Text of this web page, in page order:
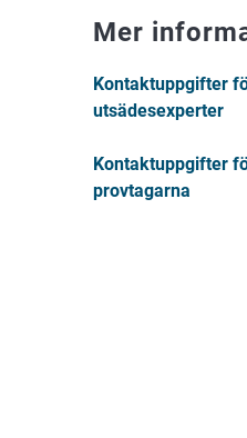
Mer
Kontaktuppgifter
utsädesexperter
Kontaktuppgifter
provtagarna